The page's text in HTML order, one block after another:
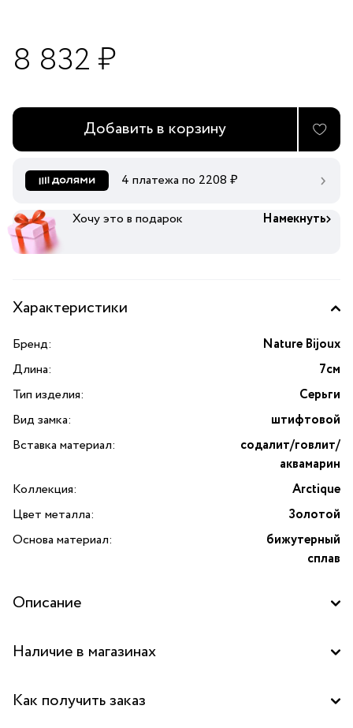
8 832 ₽
Добавить в корзину
4 платежа по 2208 ₽
Хочу это в подарок Намекнуть
Характеристики
Бренд:
Nature Bijoux
Длина:
7см
Тип изделия:
Серьги
Вид замка:
штифтовой
Вставка материал:
содалит/говлит/
аквамарин
Коллекция:
Arctique
Цвет металла:
Золотой
Основа материал:
бижутерный
сплав
Описание
Arctique от Nature Bijoux. Эти потрясающие аксессуары,
станут настоящим украшением вашего образа. Вид замка:
Наличие в магазинах
Бутик "La Nature" в ТЦ "Метрополис", Москва
Как получить заказ